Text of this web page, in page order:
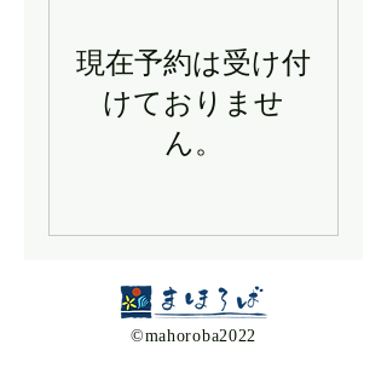
現在予約は受け付
けておりませ
ん。
​©mahoroba2022